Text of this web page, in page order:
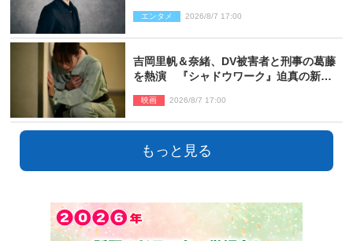
エンタメ 2026/8/7 17:00
吉岡里帆＆奈緒、DV被害者と刑事の葛藤
を熱演 『シャドウワーク』迫真の新場
映画 2026/8/7 17:00
もっと見る